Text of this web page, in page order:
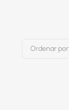
Ordenar por